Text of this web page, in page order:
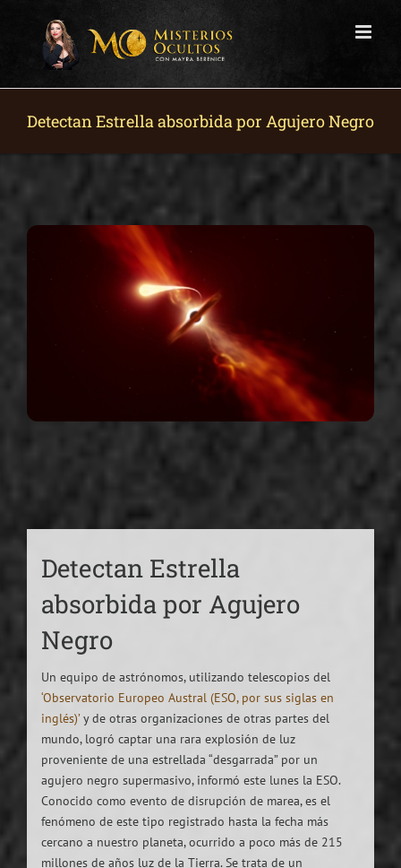
Detectan Estrella absorbida por Agujero Negro
Detectan Estrella
absorbida por Agujero
Negro
Un equipo de astrónomos, utilizando telescopios del
‘Observatorio Europeo Austral (ESO, por sus siglas en
inglés)’y de otras organizaciones de otras partes del
mundo, logró captar una rara explosión de luz
proveniente de una estrellada “desgarrada” por un
agujero negro supermasivo, informó este lunes la ESO.
Conocido como evento de disrupción de marea, es el
fenómeno de este tipo registrado hasta la fecha más
cercano a nuestro planeta, ocurrido a poco más de 215
millones de años luz de la Tierra. Se trata de un